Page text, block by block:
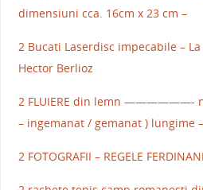
dimensiuni cca. 16cm x 23 cm –
2 Bucati Laserdisc impecabile –
Hector Berlioz
2 FLUIERE din lemn ——————-
– ingemanat / gemanat ) lungime
2 FOTOGRAFII – REGELE